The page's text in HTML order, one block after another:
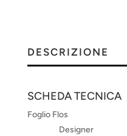
DESCRIZIONE
SCHEDA TECNICA
Foglio Flos
Designer